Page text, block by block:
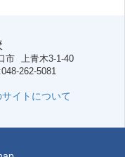
市
上青木3-1-40
048-262-5081
サイトについて